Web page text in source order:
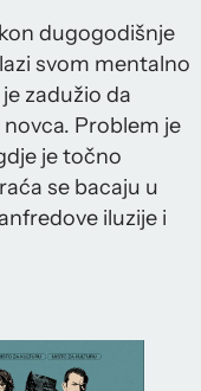
dugogodišnje
svom mentalno
zadužio da
Problem je
je točno
se bacaju u
iluzije i